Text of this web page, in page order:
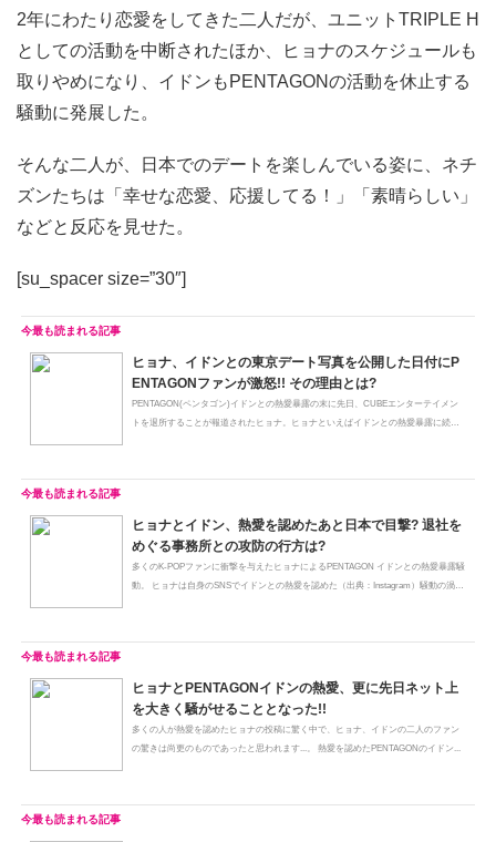
2年にわたり恋愛をしてきた二人だが、ユニットTRIPLE H
としての活動を中断されたほか、ヒョナのスケジュールも
取りやめになり、イドンもPENTAGONの活動を休止する
騒動に発展した。
そんな二人が、日本でのデートを楽しんでいる姿に、ネチ
ズンたちは「幸せな恋愛、応援してる！」「素晴らしい」
などと反応を見せた。
[su_spacer size=”30″]
ヒョナ、イドンとの東京デート写真を公開した日付にP
ENTAGONファンが激怒!! その理由とは?
PENTAGON(ペンタゴン)イドンとの熱愛暴露の末に先日、CUBEエンターテイメン
トを退所することが報道されたヒョナ。ヒョナといえばイドンとの熱愛暴露に続く
ヒョナとイドン、熱愛を認めたあと日本で目撃? 退社を
めぐる事務所との攻防の行方は?
多くのK-POPファンに衝撃を与えたヒョナによるPENTAGON イドンとの熱愛暴露騒
動。 ヒョナは自身のSNSでイドンとの熱愛を認めた（出典：Instagram）騒動の渦
ヒョナとPENTAGONイドンの熱愛、更に先日ネット上
を大きく騒がせることとなった!!
多くの人が熱愛を認めたヒョナの投稿に驚く中で、ヒョナ、イドンの二人のファン
の驚きは尚更のものであったと思われます...。 熱愛を認めたPENTAGONのイドン...